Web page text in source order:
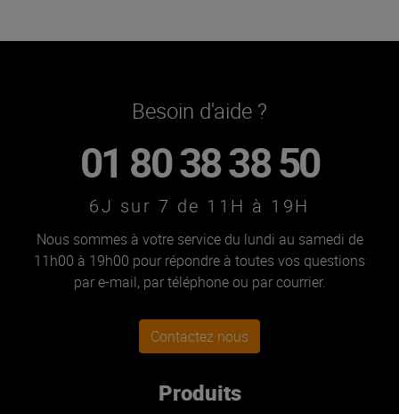
Besoin d'aide ?
01 80 38 38 50
6J sur 7 de 11H à 19H
Nous sommes à votre service du lundi au samedi de
11h00 à 19h00 pour répondre à toutes vos questions
par e-mail, par téléphone ou par courrier.
Contactez nous
Produits